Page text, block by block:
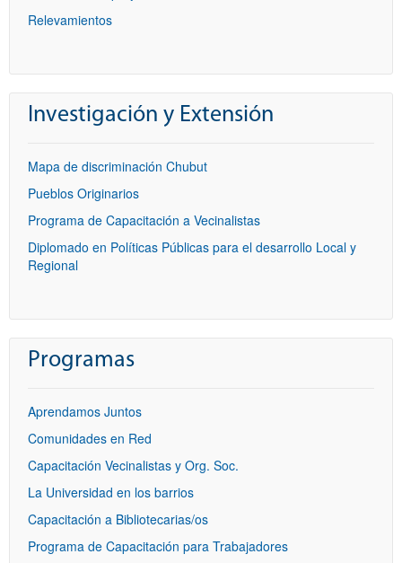
Relevamientos
Investigación y Extensión
Mapa de discriminación Chubut
Pueblos Originarios
Programa de Capacitación a Vecinalistas
Diplomado en Políticas Públicas para el desarrollo Local y
Regional
Programas
Aprendamos Juntos
Comunidades en Red
Capacitación Vecinalistas y Org. Soc.
La Universidad en los barrios
Capacitación a Bibliotecarias/os
Programa de Capacitación para Trabajadores